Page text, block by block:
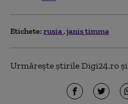
Etichete: rusia janis timma
Urmărește știrile Digi24.ro